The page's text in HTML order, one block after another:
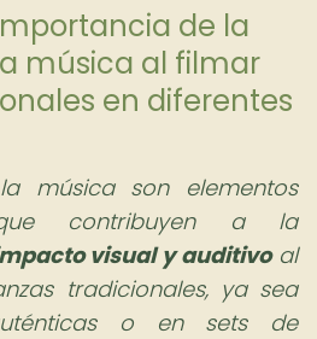
de la
música al filmar
en diferentes
música son elementos
que contribuyen a la
visual y auditivoal
tradicionales, ya sea
o en sets de